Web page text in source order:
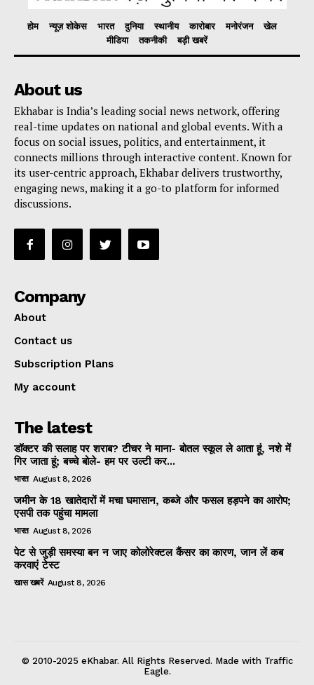
होम न्यूज़ शोकेस भारत दुनिया स्थानीय कारोबार मनोरंजन
खेल
मीडिया
तकनीकी बड़ी खबरें
About us
Ekhabar is India’s leading social news network, offering
real-time updates on national and global events. With a
focus on social issues, politics, and entertainment, it
connects millions through interactive content. Known for
its user-centric approach, Ekhabar delivers trustworthy,
engaging news, making it a go-to platform for informed
discussions.
Company
About
Contact us
Subscription Plans
My account
The latest
डॉक्टर की सलाह पर शराब? टीचर ने माना- बोतल स्कूल ले आता हूं, नशे में
गिर जाता हूं; बच्चे बोले- हम पर उल्टी कर...
भारत August 8, 2026
जमीन के 18 खातेदारों में मचा घमासान, कब्जे और फसल हड़पने का आरोप;
एसपी तक पहुंचा मामला
भारत August 8, 2026
पेट से जुड़ी समस्या बन न जाए कोलोरेक्टल कैंसर का कारण, जान लें कब
करवाएं टेस्ट
खास खबरें August 8, 2026
© 2010-2025 eKhabar. All Rights Reserved. Made with Traffic
Eagle.